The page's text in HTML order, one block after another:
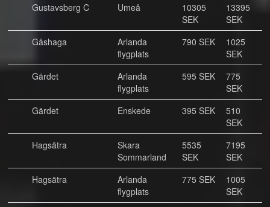
Gustavsberg C
Umeå
10305
SEK
13395
SEK
Gåshaga
Arlanda
flygplats
790 SEK
1025
SEK
Gärdet
Arlanda
flygplats
595 SEK
775
SEK
Gärdet
Enskede 395 SEK
510
SEK
Hagsätra
Skara
Sommarland
5535
SEK
7195
SEK
Hagsätra
Arlanda
flygplats
775 SEK
1005
SEK